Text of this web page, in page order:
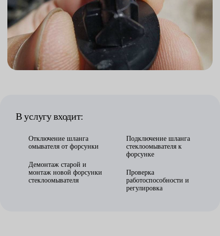
В услугу входит:
Отключение шланга
омывателя от форсунки
Демонтаж старой и
монтаж новой форсунки
стеклоомывателя
Подключение шланга
стеклоомывателя к
форсунке
Проверка
работоспособности и
регулировка